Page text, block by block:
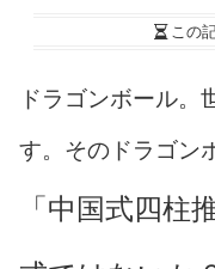
この
ドラゴンボール。
す。そのドラゴン
「中国式四柱